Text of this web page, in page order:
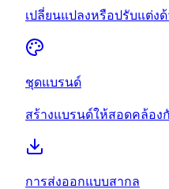
เปลี่ยนแปลงหรือปรับแต่ง
ชุดแบรนด์
สร้างแบรนด์ให้สอดคล้อง
การส่งออกแบบสากล